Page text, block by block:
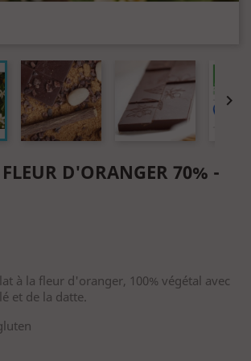

D'ORANGER 70% -
à la fleur d'oranger, 100% végétal avec
et de la datte.